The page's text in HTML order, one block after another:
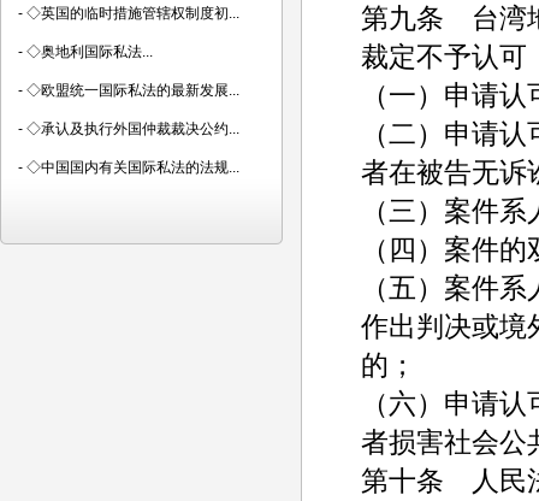
第九条 台湾
裁定不予认可
（一）申请
（二）申请
者在被告无诉
（三）案件
（四）案件
（五）案件
作出判决或境
的；
（六）申请
者损害社会公
第十条 人民
- ◇英国的临时措施管辖权制度初...
- ◇奥地利国际私法...
- ◇欧盟统一国际私法的最新发展...
- ◇承认及执行外国仲裁裁决公约...
- ◇中国国内有关国际私法的法规...